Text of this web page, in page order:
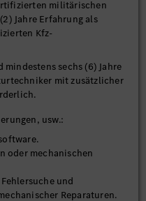
aller aktuellen Modelle
zur Verfügung stehen.
von
und können eine
mechanischen
der Mercedes-Benz
des gesamten
demontieren und wieder zu
von
der
militärischen
Jahre Erfahrung als
Kfz-
sechs (6) Jahre
mit zusätzlicher
usw.:
oder mechanischen
und
Reparaturen.